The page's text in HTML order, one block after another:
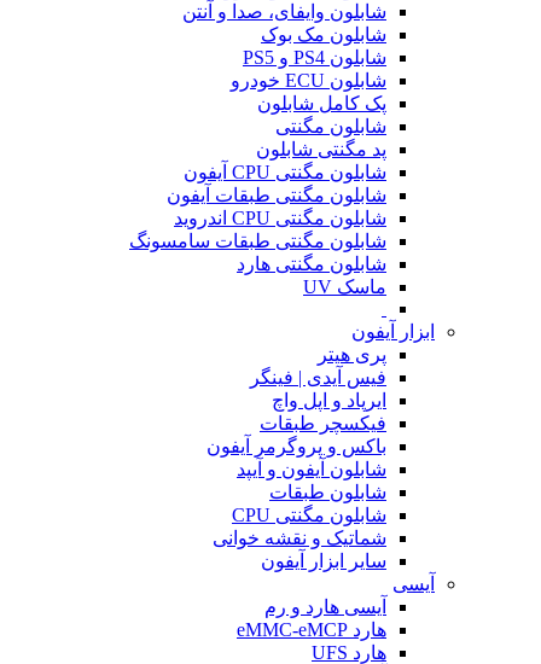
شابلون وایفای، صدا و آنتن
شابلون مک بوک
شابلون PS4 و PS5
شابلون ECU خودرو
پک کامل شابلون
شابلون مگنتی
پد مگنتی شابلون
شابلون مگنتی CPU آیفون
شابلون مگنتی طبقات آیفون
شابلون مگنتی CPU اندروید
شابلون مگنتی طبقات سامسونگ
شابلون مگنتی هارد
ماسک UV
ابزار آیفون
پری هیتر
فیس آیدی | فینگر
ایرپاد و اپل واچ
فیکسچر طبقات
باکس و پروگرمر آیفون
شابلون آیفون و آیپد
شابلون طبقات
شابلون مگنتی CPU
شماتیک و نقشه خوانی
سایر ابزار آیفون
آیسی
آیسی هارد و رم
هارد eMMC-eMCP
هارد UFS